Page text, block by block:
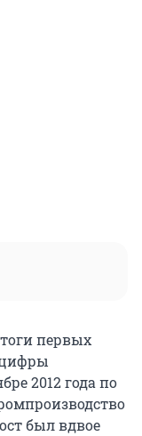
первых
цифры
2012 года по
был вдвое